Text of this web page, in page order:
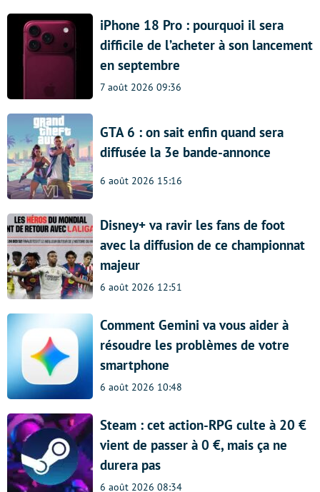
iPhone 18 Pro : pourquoi il sera
difficile de l’acheter à son lancement
en septembre
7 août 2026 09:36
GTA 6 : on sait enfin quand sera
diffusée la 3e bande-annonce
6 août 2026 15:16
Disney+ va ravir les fans de foot
avec la diffusion de ce championnat
majeur
6 août 2026 12:51
Comment Gemini va vous aider à
résoudre les problèmes de votre
smartphone
6 août 2026 10:48
Steam : cet action-RPG culte à 20 €
vient de passer à 0 €, mais ça ne
durera pas
6 août 2026 08:34